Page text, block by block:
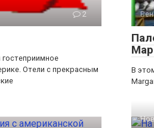
2
гостеприимное
Отели с прекрасным
В